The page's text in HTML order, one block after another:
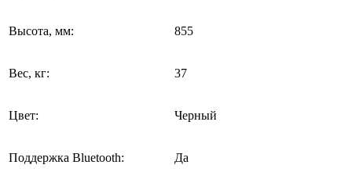
Высота, мм: 855
Вес, кг: 37
Цвет: Черный
Поддержка Bluetooth: Да